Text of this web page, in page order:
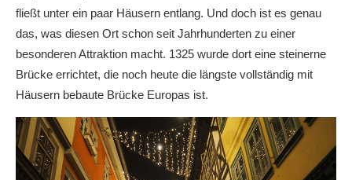
fließt unter ein paar Häusern entlang. Und doch ist es genau
das, was diesen Ort schon seit Jahrhunderten zu einer
besonderen Attraktion macht. 1325 wurde dort eine steinerne
Brücke errichtet, die noch heute die längste vollständig mit
Häusern bebaute Brücke Europas ist.